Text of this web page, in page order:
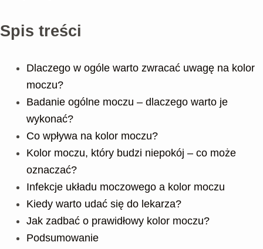
Spis treści
Dlaczego w ogóle warto zwracać uwagę na kolor
moczu?
Badanie ogólne moczu – dlaczego warto je
wykonać?
Co wpływa na kolor moczu?
Kolor moczu, który budzi niepokój – co może
oznaczać?
Infekcje układu moczowego a kolor moczu
Kiedy warto udać się do lekarza?
Jak zadbać o prawidłowy kolor moczu?
Podsumowanie